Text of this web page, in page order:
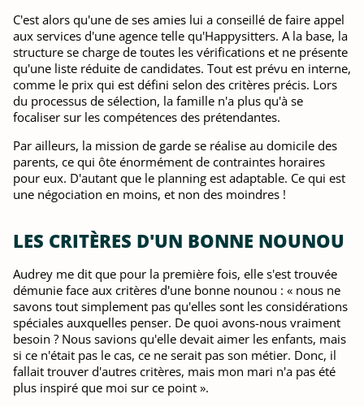
C'est alors qu'une de ses amies lui a conseillé de faire appel
aux services d'une agence telle qu'Happysitters. A la base, la
structure se charge de toutes les vérifications et ne présente
qu'une liste réduite de candidates. Tout est prévu en interne,
comme le prix qui est défini selon des critères précis. Lors
du processus de sélection, la famille n'a plus qu'à se
focaliser sur les compétences des prétendantes.
Par ailleurs, la mission de garde se réalise au domicile des
parents, ce qui ôte énormément de contraintes horaires
pour eux. D'autant que le planning est adaptable. Ce qui est
une négociation en moins, et non des moindres !
LES CRITÈRES D'UN BONNE NOUNOU
Audrey me dit que pour la première fois, elle s'est trouvée
démunie face aux critères d'une bonne nounou : « nous ne
savons tout simplement pas qu'elles sont les considérations
spéciales auxquelles penser. De quoi avons-nous vraiment
besoin ? Nous savions qu'elle devait aimer les enfants, mais
si ce n'était pas le cas, ce ne serait pas son métier. Donc, il
fallait trouver d'autres critères, mais mon mari n'a pas été
plus inspiré que moi sur ce point ».